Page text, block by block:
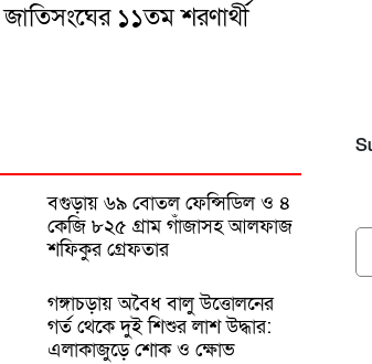
১১তম শরণার্থী
বগুড়ায় ৬৯ বোতল ফেন্সিডিল ও ৪
কেজি ৮২৫ গ্রাম গাঁজাসহ আলফাজ
শফিকুর গ্রেফতার
গঙ্গাচড়ায় অবৈধ বালু উত্তোলনের
গর্ত থেকে দুই শিশুর লাশ উদ্ধার:
এলাকাজুড়ে শোক ও ক্ষোভ